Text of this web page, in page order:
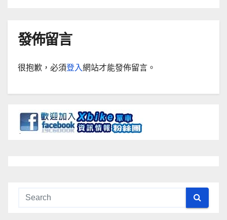
發佈留言
很抱歉，必須登入網站才能發佈留言。